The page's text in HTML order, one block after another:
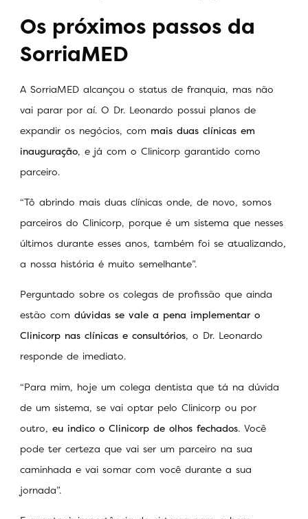
Os próximos passos da
SorriaMED
A SorriaMED alcançou o status de franquia, mas não
vai parar por aí. O Dr. Leonardo possui planos de
expandir os negócios, com mais duas clínicas em
inauguração, e já com o Clinicorp garantido como
parceiro.
“Tô abrindo mais duas clínicas onde, de novo, somos
parceiros do Clinicorp, porque é um sistema que nesses
últimos durante esses anos, também foi se atualizando,
a nossa história é muito semelhante”.
Perguntado sobre os colegas de profissão que ainda
estão com dúvidas se vale a pena implementar o
Clinicorp nas clínicas e consultórios, o Dr. Leonardo
responde de imediato.
“Para mim, hoje um colega dentista que tá na dúvida
de um sistema, se vai optar pelo Clinicorp ou por
outro, eu indico o Clinicorp de olhos fechados. Você
pode ter certeza que vai ser um parceiro na sua
caminhada e vai somar com você durante a sua
jornada”.